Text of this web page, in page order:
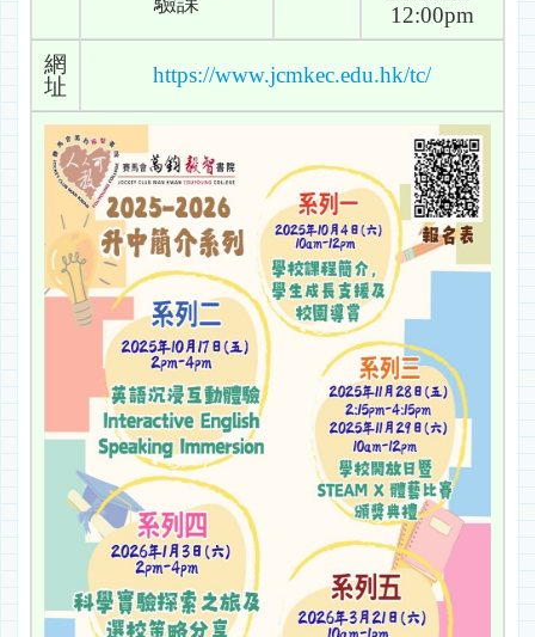
12:00pm
網
址
https://www.jcmkec.edu.hk/tc/